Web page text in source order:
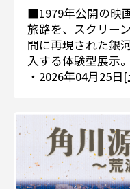
■1979年公開の映
旅路を、スクリー
間に再現された銀
入する体験型展示。
・2026年04月25